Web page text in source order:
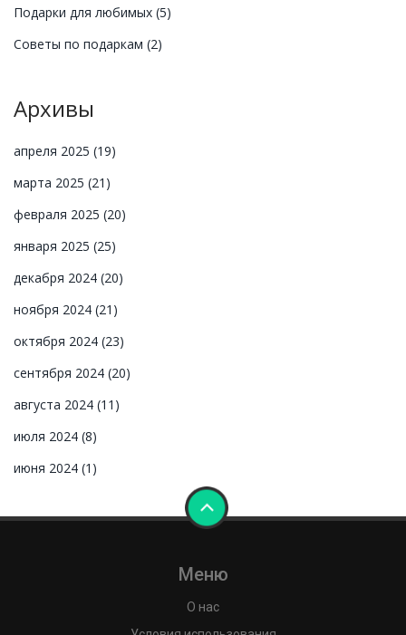
Подарки для любимых (5)
Советы по подаркам (2)
Архивы
апреля 2025 (19)
марта 2025 (21)
февраля 2025 (20)
января 2025 (25)
декабря 2024 (20)
ноября 2024 (21)
октября 2024 (23)
сентября 2024 (20)
августа 2024 (11)
июля 2024 (8)
июня 2024 (1)
Меню
О нас